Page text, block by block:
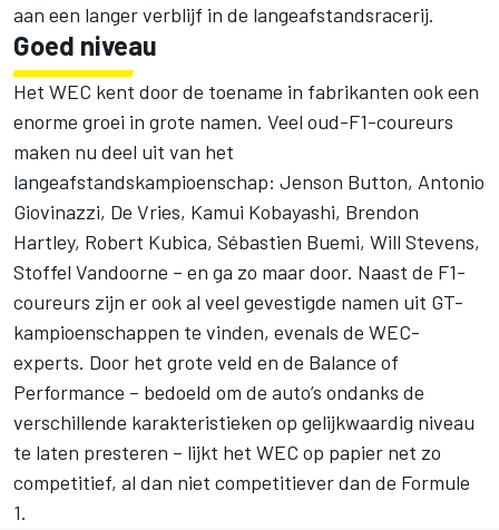
aan een langer verblijf in de langeafstandsracerij.
Goed niveau
Het WEC kent door de toename in fabrikanten ook een
enorme groei in grote namen. Veel oud-F1-coureurs
maken nu deel uit van het
langeafstandskampioenschap: Jenson Button, Antonio
Giovinazzi, De Vries, Kamui Kobayashi, Brendon
Hartley, Robert Kubica, Sébastien Buemi, Will Stevens,
Stoffel Vandoorne – en ga zo maar door. Naast de F1-
coureurs zijn er ook al veel gevestigde namen uit GT-
kampioenschappen te vinden, evenals de WEC-
experts. Door het grote veld en de Balance of
Performance – bedoeld om de auto’s ondanks de
verschillende karakteristieken op gelijkwaardig niveau
te laten presteren – lijkt het WEC op papier net zo
competitief, al dan niet competitiever dan de Formule
1.